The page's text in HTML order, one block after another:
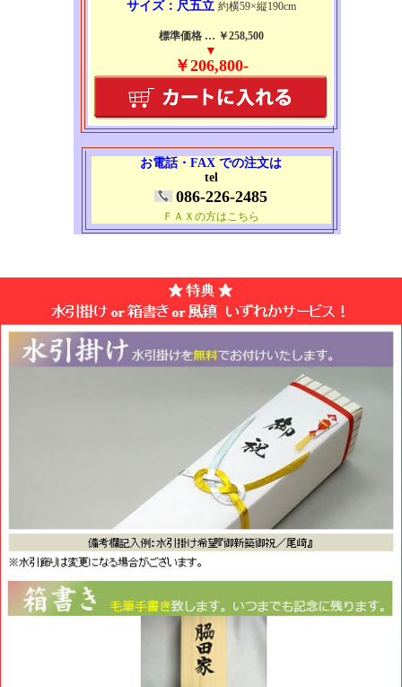
サイズ：尺五立 約横59×縦190cm
標準価格 … ￥258,500
▼
￥206,800-
お電話・FAX での注文は
tel
086-226-2485
ＦＡＸの方はこちら